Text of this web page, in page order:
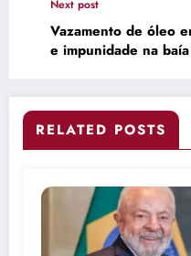
Next post
Vazamento de óleo
e impunidade na
RELATED POSTS